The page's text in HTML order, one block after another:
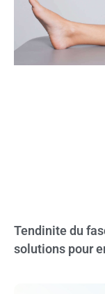
Tendinite du
solutions pour